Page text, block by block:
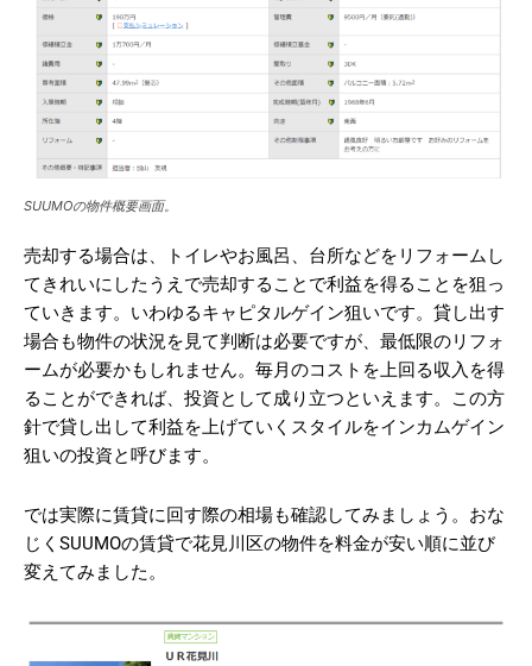
SUUMOの物件概要画面。
売却する場合は、トイレやお風呂、台所などをリフォームし
てきれいにしたうえで売却することで利益を得ることを狙っ
ていきます。いわゆるキャピタルゲイン狙いです。貸し出す
場合も物件の状況を見て判断は必要ですが、最低限のリフォ
ームが必要かもしれません。毎月のコストを上回る収入を得
ることができれば、投資として成り立つといえます。この方
針で貸し出して利益を上げていくスタイルをインカムゲイン
狙いの投資と呼びます。
では実際に賃貸に回す際の相場も確認してみましょう。おな
じくSUUMOの賃貸で花見川区の物件を料金が安い順に並び
変えてみました。